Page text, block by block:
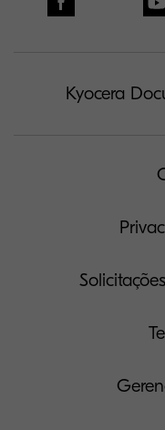
Kyocera